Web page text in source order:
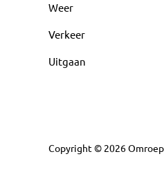
Weer
Verkeer
Uitgaan
Copyright © 2026